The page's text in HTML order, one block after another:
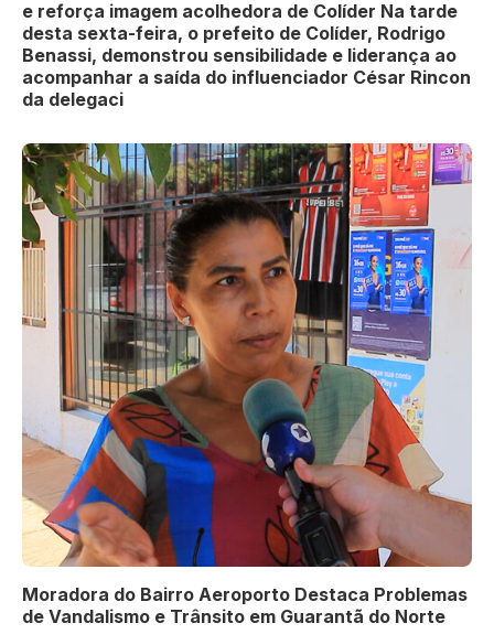
e reforça imagem acolhedora de Colíder Na tarde
desta sexta-feira, o prefeito de Colíder, Rodrigo
Benassi, demonstrou sensibilidade e liderança ao
acompanhar a saída do influenciador César Rincon
da delegaci
Moradora do Bairro Aeroporto Destaca Problemas
de Vandalismo e Trânsito em Guarantã do Norte